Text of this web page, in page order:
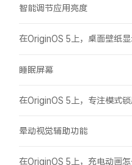
智能调节应用亮度
在OriginOS 5上，桌面壁纸显
睡眠屏幕
在OriginOS 5上，专注模式锁
晕动视觉辅助功能
在OriginOS 5上，充电动画怎